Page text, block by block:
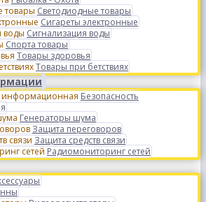
Светодиодные товары
Сигареты электронные
Сигнализация воды
Спорта товары
Товары здоровья
Товары при бетствиях
Безопасность
Генераторы шума
Защита переговоров
Защита средств связи
Радиомониторинг сетей